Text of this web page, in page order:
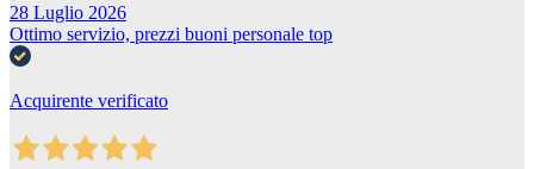
28 Luglio 2026
Ottimo servizio, prezzi buoni personale top
Acquirente verificato